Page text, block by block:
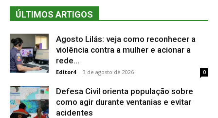
ÚLTIMOS ARTIGOS
Agosto Lilás: veja como reconhecer a
violência contra a mulher e acionar a
rede...
Editor4 - 3 de agosto de 2026 0
Defesa Civil orienta população sobre
como agir durante ventanias e evitar
acidentes